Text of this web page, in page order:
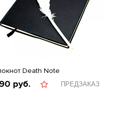
Death Note
руб. ПРЕДЗАКАЗ